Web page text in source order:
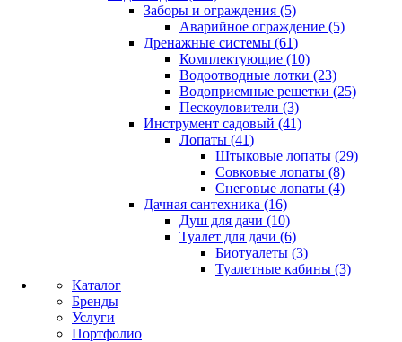
Заборы и ограждения (5)
Аварийное ограждение (5)
Дренажные системы (61)
Комплектующие (10)
Водоотводные лотки (23)
Водоприемные решетки (25)
Пескоуловители (3)
Инструмент садовый (41)
Лопаты (41)
Штыковые лопаты (29)
Совковые лопаты (8)
Снеговые лопаты (4)
Дачная сантехника (16)
Душ для дачи (10)
Туалет для дачи (6)
Биотуалеты (3)
Туалетные кабины (3)
Каталог
Бренды
Услуги
Портфолио